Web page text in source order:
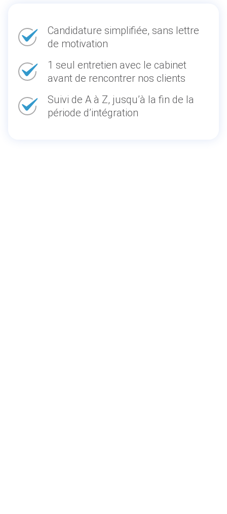
Candidature simplifiée, sans lettre
de motivation
1 seul entretien avec le cabinet
avant de rencontrer nos clients
Suivi de A à Z, jusqu’à la fin de la
période d’intégration